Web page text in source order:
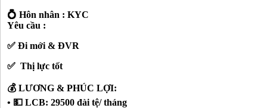
💍 Hôn nhân : KYC
Yêu cầu :
✅ Đi mới & ĐVR
✅ Thị lực tốt
💰 LƯƠNG & PHÚC LỢI:
• 💵 LCB: 29500 đài tệ/ tháng